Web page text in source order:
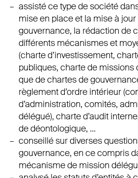
assisté ce type de société
mise en place et la mise à
gouvernance, la rédaction de
différents mécanismes et
(charte d’investissement,
publiques, charte de missions
que de chartes de
règlement d’ordre intérieur
d’administration, comités,
délégué), charte d’audit
de déontologique, …
conseillé sur diverses
gouvernance, en ce compris
mécanisme de mission